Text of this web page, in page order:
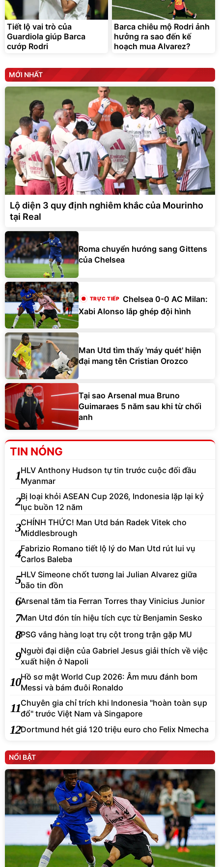
Tiết lộ vai trò của
Guardiola giúp Barca
cướp Rodri
Barca chiêu mộ Rodri ảnh
hưởng ra sao đến kế
hoạch mua Alvarez?
MỚI NHẤT
Lộ diện 3 quy định nghiêm khắc của Mourinho
tại Real
Roma chuyển hướng sang Gittens
của Chelsea
Chelsea 0-0 AC Milan:
Xabi Alonso lắp ghép đội hình
Man Utd tìm thấy 'máy quét' hiện
đại mang tên Cristian Orozco
Tại sao Arsenal mua Bruno
Guimaraes 5 năm sau khi từ chối
anh
TIN NÓNG
1HLV Anthony Hudson tự tin trước cuộc đối đầu
Myanmar
2Bị loại khỏi ASEAN Cup 2026, Indonesia lặp lại kỷ
lục buồn 12 năm
3CHÍNH THỨC! Man Utd bán Radek Vitek cho
Middlesbrough
4Fabrizio Romano tiết lộ lý do Man Utd rút lui vụ
Carlos Baleba
5HLV Simeone chốt tương lai Julian Alvarez giữa
bão tin đồn
6Arsenal tăm tia Ferran Torres thay Vinicius Junior
7Man Utd đón tín hiệu tích cực từ Benjamin Sesko
8PSG vắng hàng loạt trụ cột trong trận gặp MU
9Người đại diện của Gabriel Jesus giải thích về việc
xuất hiện ở Napoli
10Hồ sơ mật World Cup 2026: Âm mưu đánh bom
Messi và bám đuôi Ronaldo
11Chuyên gia chỉ trích khi Indonesia "hoàn toàn sụp
đổ" trước Việt Nam và Singapore
12Dortmund hét giá 120 triệu euro cho Felix Nmecha
NỔI BẬT